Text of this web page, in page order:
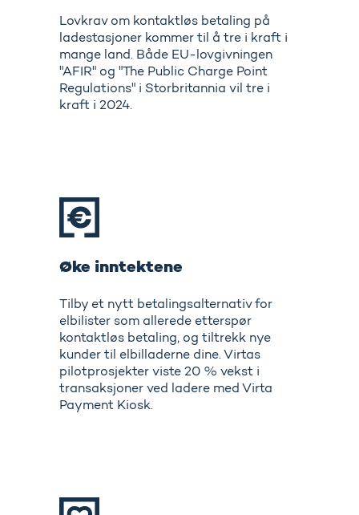
Lovkrav om kontaktløs betaling på
ladestasjoner kommer til å tre i kraft i
mange land. Både EU-lovgivningen
"AFIR" og "The Public Charge Point
Regulations" i Storbritannia vil tre i
kraft i 2024.
Øke inntektene
Tilby et nytt betalingsalternativ for
elbilister som allerede etterspør
kontaktløs betaling, og tiltrekk nye
kunder til elbilladerne dine. Virtas
pilotprosjekter viste 20 % vekst i
transaksjoner ved ladere med Virta
Payment Kiosk.